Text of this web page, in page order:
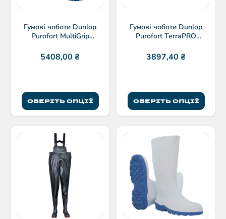
Гумові чоботи Dunlop
Purofort MultiGrip
5408,00 ₴
ОБЕРІТЬ ОПЦІЇ
Гумові чоботи Dunlop
Purofort TerraPRO
3897,40 ₴
ОБЕРІТЬ ОПЦІЇ